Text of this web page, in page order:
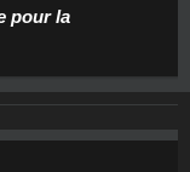
pour la